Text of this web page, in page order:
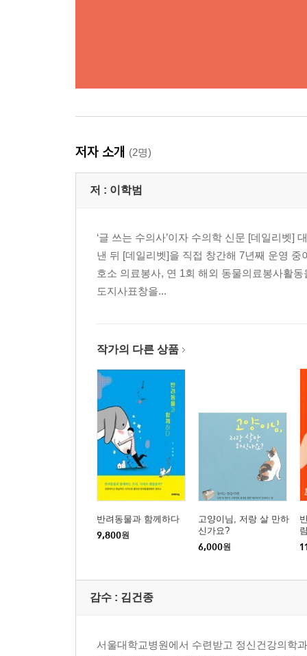
저자 소개 (2명)
저 : 이학범
‘글 쓰는 수의사’이자 수의학 신문 [데일리벳]
낸 뒤 [데일리벳]을 직접 창간해 7년째 운영
호소 의료봉사, 연 1회 해외 동물의료봉사활
도지사표창을...
작가의 다른 상품
반려동물과 함께하다
9,800원
고양이님, 저랑 살 만하
신가요?
6,000원
감수 : 김건종
서울대학교병원에서 수련받고 정신건강의학